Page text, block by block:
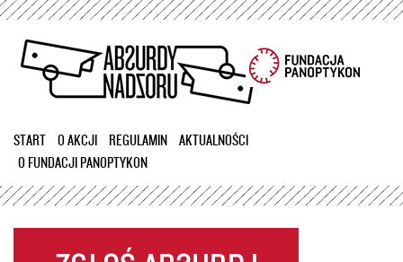
Przejdź
treści
START O AKCJI REGULAMIN
AKTUALNOŚCI
O FUNDACJI PANOPTYKON